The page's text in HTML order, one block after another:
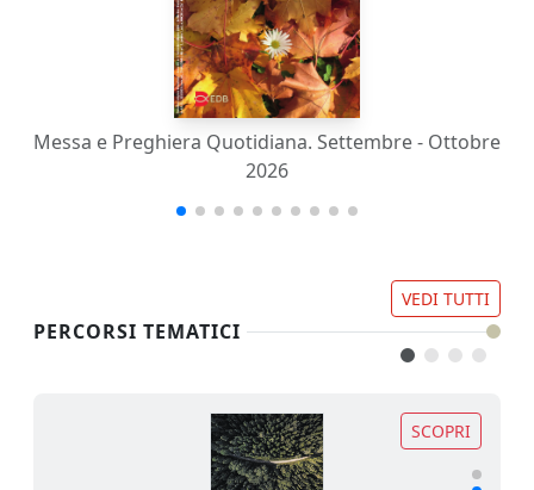
Messa e Preghiera Quotidiana. Settembre - Ottobre
2026
VEDI TUTTI
PERCORSI TEMATICI
SCOPRI